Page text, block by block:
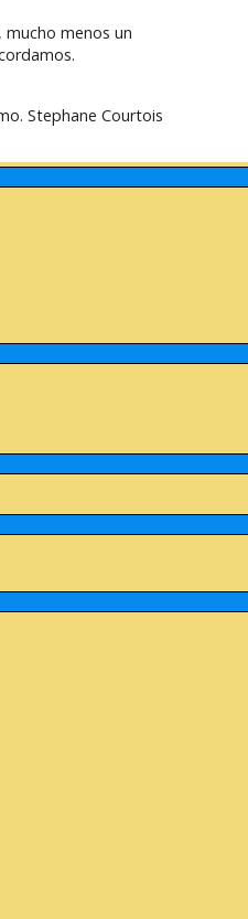
mucho menos un
Stephane Courtois